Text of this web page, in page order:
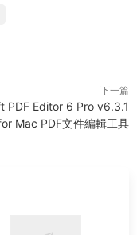
下一篇
PDF Editor 6 Pro v6.3.1
Mac PDF文件編輯工具